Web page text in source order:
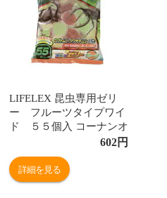
LIFELEX 昆虫専用ゼリ
ー フルーツタイプワイ
ド ５５個入 コーナンオ
602円
詳細を見る